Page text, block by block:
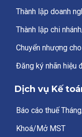
Thành lập doanh
Thành lập chi
Chuyển nhượng
Đăng ký nhãn hiệu
Dịch vụ Kế
Báo cáo thuế
Khoá/Mở MST